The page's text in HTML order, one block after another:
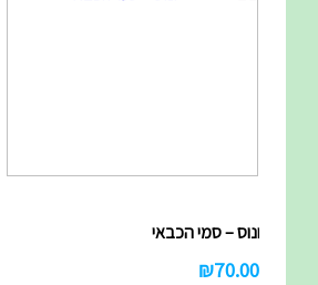
ונוס – סמי הכבאי
70.00
₪